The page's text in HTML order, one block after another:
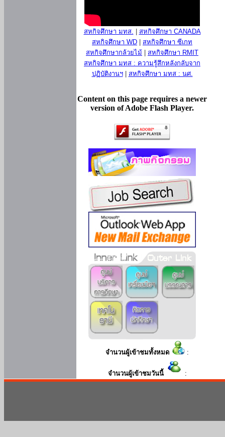
สหกิจศึกษา มทส.
สหกิจศึกษา CANADA
สหกิจศึกษา WD
สหกิจศึกษา ซีเกท
สหกิจศึกษากล้วยไม้
สหกิจศึกษา RMIT
สหกิจศึกษา มทส : ความรู้สึกหลังกลับจาก
ปฏิบัติงานฯ| สหกิจศึกษา มทส : นศ.
Content on this page requires a newer
version of Adobe Flash Player.
จำนวนผู้เข้าชมทั้งหมด :
จำนวนผู้เข้าชมวันนี้ :